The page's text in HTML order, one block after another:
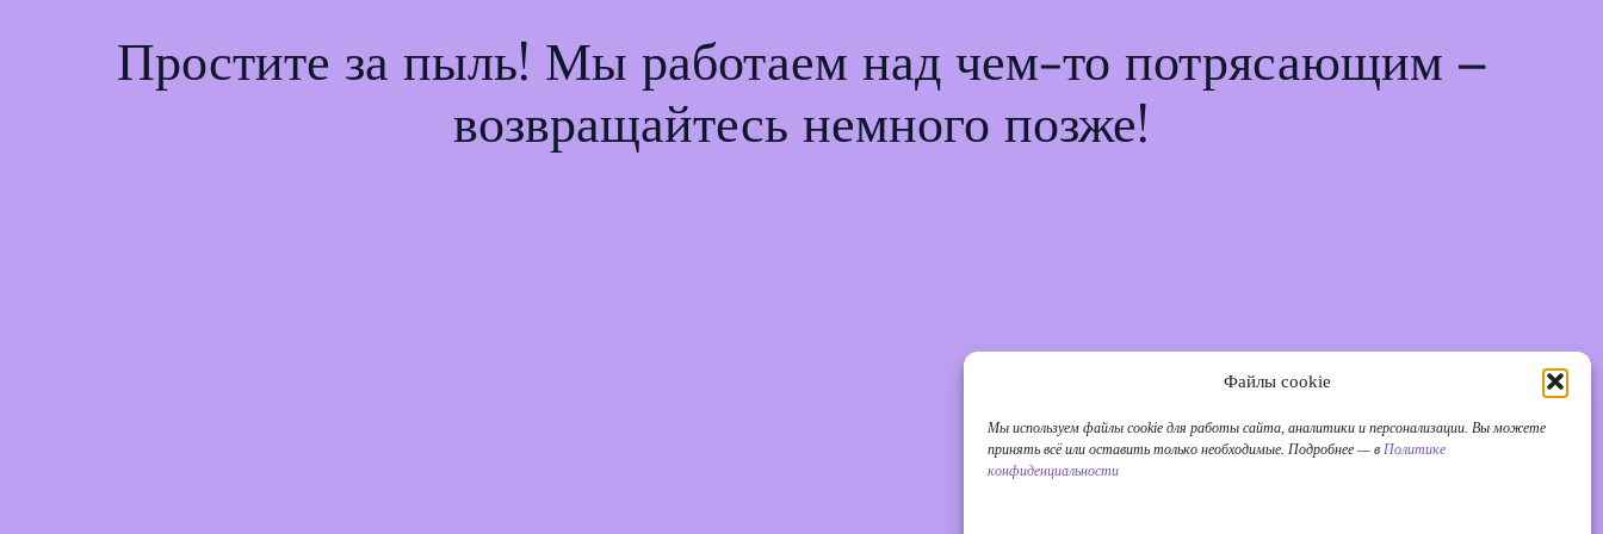
Файлы cookie
Мы используем файлы cookie для работы сайта, аналитики и персонализации. Вы можете
принять всё или оставить только необходимые. Подробнее — в Политике
конфиденциальности
Простите за пыль! Мы работаем над чем-то потрясающим –
возвращайтесь немного позже!